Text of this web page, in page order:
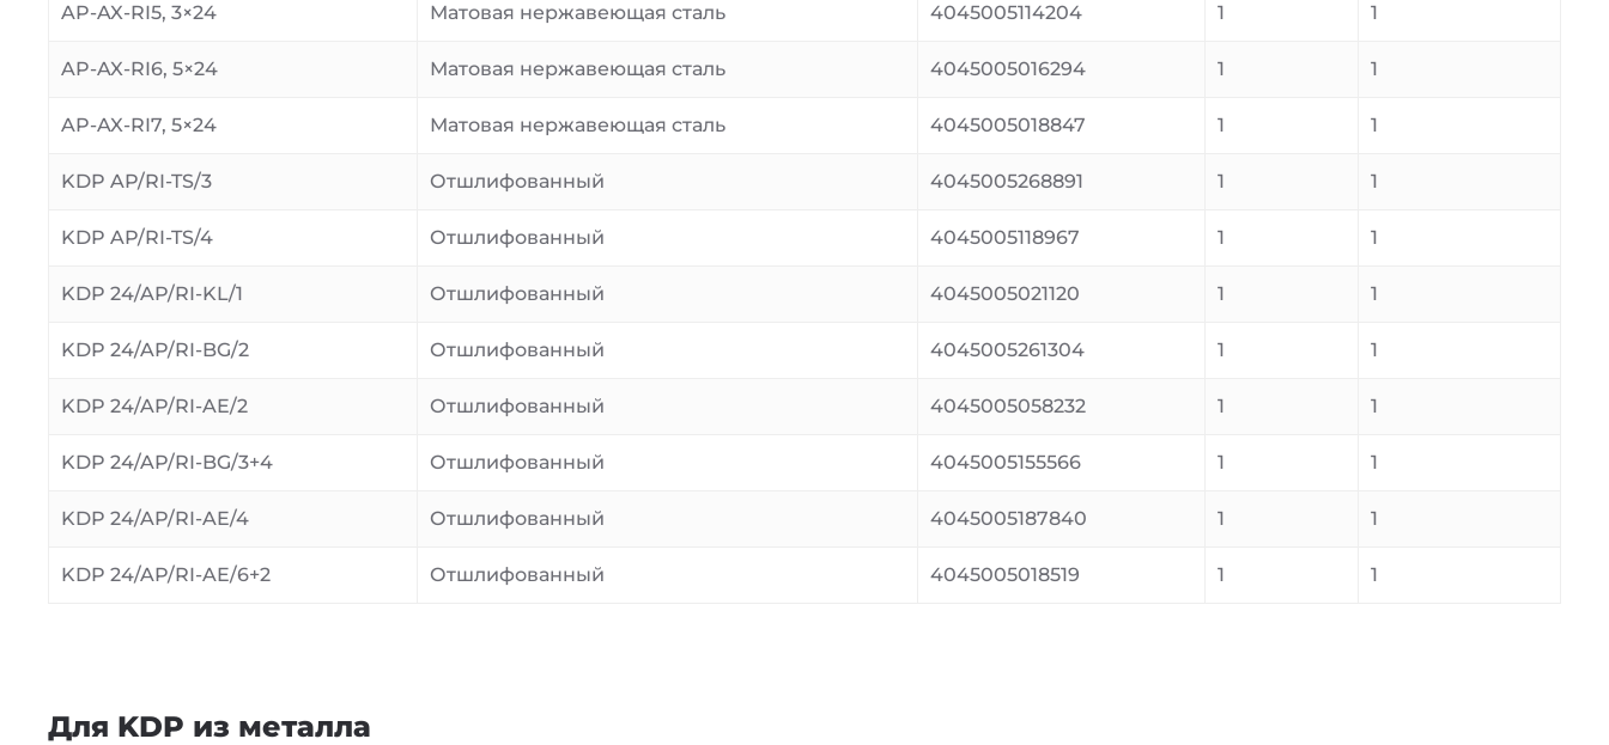
AP-AX-RI5, 3×24 Матовая нержавеющая сталь 4045005114204 1 1
AP-AX-RI6, 5×24 Матовая нержавеющая сталь 4045005016294 1 1
AP-AX-RI7, 5×24 Матовая нержавеющая сталь 4045005018847 1 1
KDP AP/RI-TS/3 Отшлифованный 4045005268891 1 1
KDP AP/RI-TS/4 Отшлифованный 4045005118967 1 1
KDP 24/AP/RI-KL/1 Отшлифованный 4045005021120 1 1
KDP 24/AP/RI-BG/2 Отшлифованный 4045005261304 1 1
KDP 24/AP/RI-AE/2 Отшлифованный 4045005058232 1 1
KDP 24/AP/RI-BG/3+4 Отшлифованный 4045005155566 1 1
KDP 24/AP/RI-AE/4 Отшлифованный 4045005187840 1 1
KDP 24/AP/RI-AE/6+2 Отшлифованный 4045005018519 1 1
Для KDP из металла